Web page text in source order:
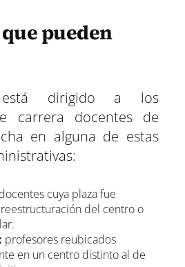
pueden
dirigido a los
carrera docentes de
en alguna de estas
docentes cuya plaza fue
del centro o
profesores reubicados
en un centro distinto al de